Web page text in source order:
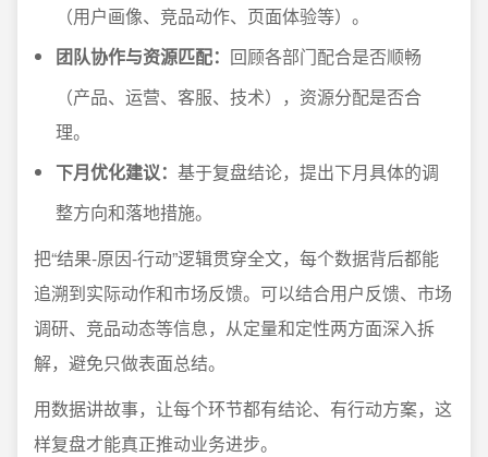
（用户画像、竞品动作、页面体验等）。
团队协作与资源匹配： 回顾各部门配合是否顺畅
（产品、运营、客服、技术），资源分配是否合
理。
下月优化建议： 基于复盘结论，提出下月具体的调
整方向和落地措施。
把“结果-原因-行动”逻辑贯穿全文，每个数据背后都能
追溯到实际动作和市场反馈。可以结合用户反馈、市场
调研、竞品动态等信息，从定量和定性两方面深入拆
解，避免只做表面总结。
用数据讲故事，让每个环节都有结论、有行动方案，这
样复盘才能真正推动业务进步。